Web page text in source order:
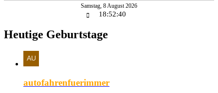
Samstag, 8August 2026
18:52:41
Heutige Geburtstage
autofahrenfuerimmer